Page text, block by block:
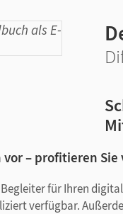
vor – profitieren
Begleiter für Ihren
verfügbar.